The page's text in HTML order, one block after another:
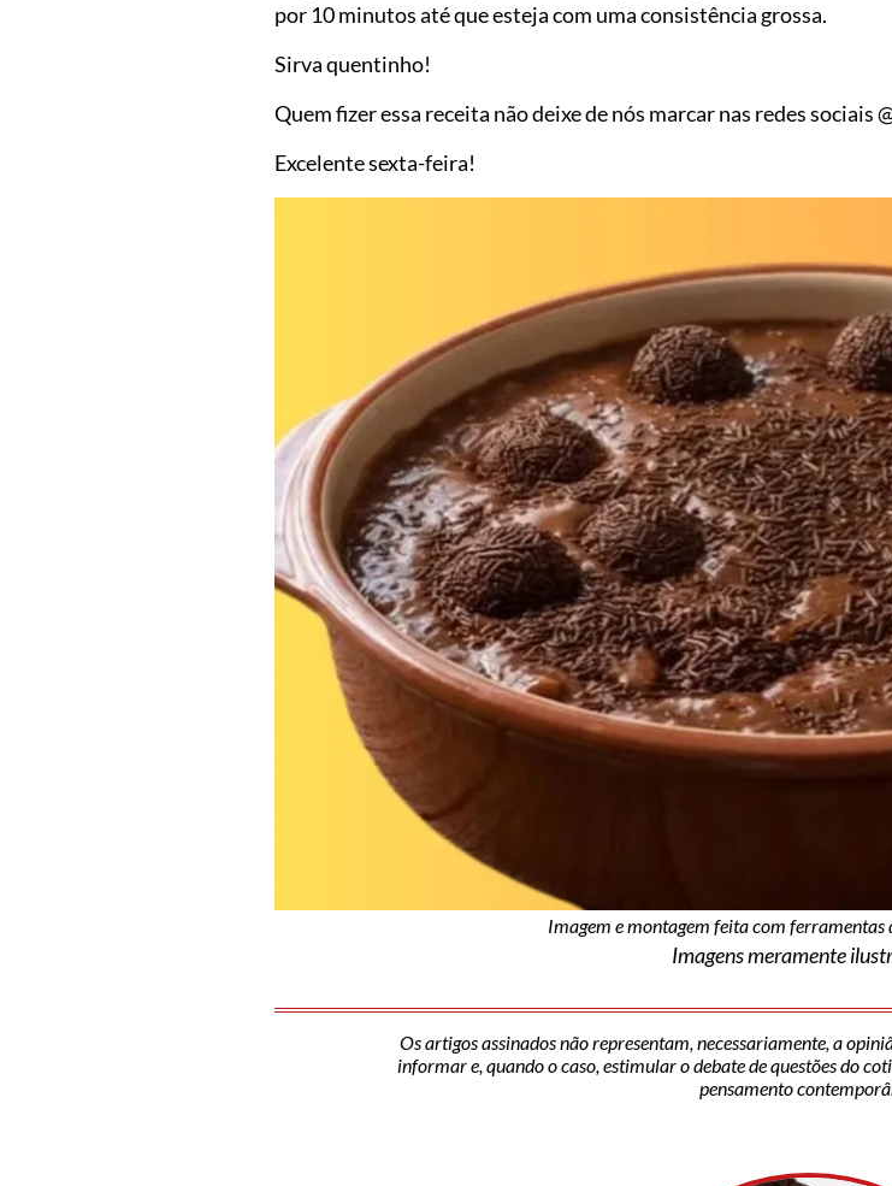
por 10 minutos até que esteja com uma consistência grossa.
Sirva quentinho!
Quem fizer essa receita não deixe de nós marcar nas redes sociais
Excelente sexta-feira!
Imagem e montagem feita com
Imagens meramente
Os artigos assinados não representam, necessariamente, a
informar e, quando o caso, estimular o debate de questões do
pensamento